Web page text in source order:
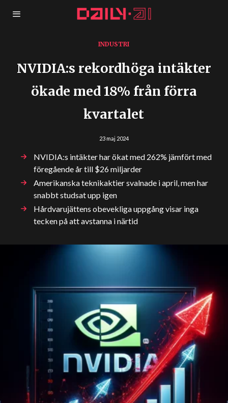
INDUSTRI
NVIDIA:s rekordhöga intäkter
ökade med 18% från förra
kvartalet
23 maj 2024
NVIDIA:s intäkter har ökat med 262% jämfört med
föregående år till $26 miljarder
Amerikanska teknikaktier svalnade i april, men har
snabbt studsat upp igen
Hårdvarujättens obevekliga uppgång visar inga
tecken på att avstanna i närtid